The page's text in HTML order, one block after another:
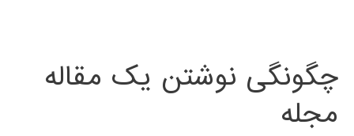
چگونگی نوشتن یک مقاله
مجله